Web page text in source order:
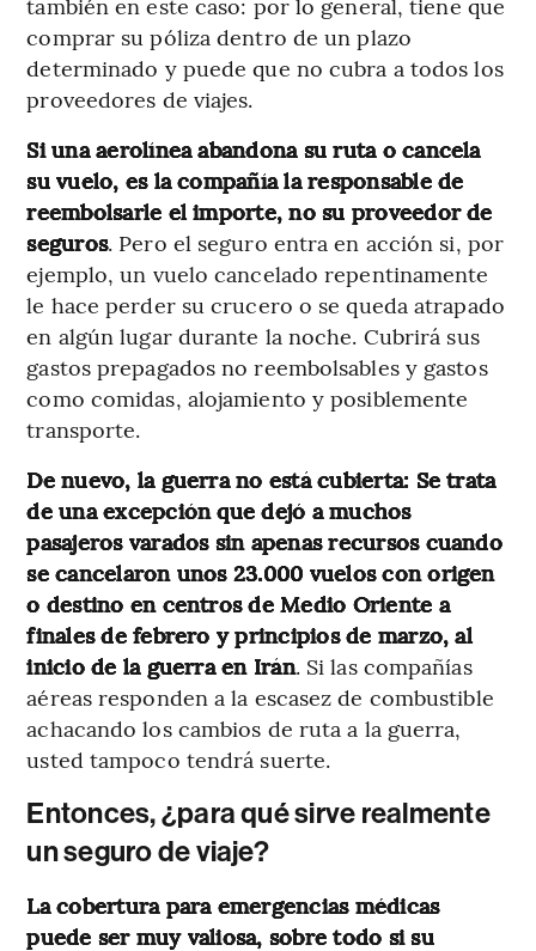
comprar su póliza dentro de un plazo
determinado y puede que no cubra a todos los
proveedores de viajes.
Si una aerolínea abandona su ruta o cancela
su vuelo, es la compañía la responsable de
reembolsarle el importe, no su proveedor de
seguros. Pero el seguro entra en acción si, por
ejemplo, un vuelo cancelado repentinamente
le hace perder su crucero o se queda atrapado
en algún lugar durante la noche. Cubrirá sus
gastos prepagados no reembolsables y gastos
como comidas, alojamiento y posiblemente
transporte.
De nuevo, la guerra no está cubierta: Se trata
de una excepción que dejó a muchos
pasajeros varados sin apenas recursos cuando
se cancelaron unos 23.000 vuelos con origen
o destino en centros de Medio Oriente a
finales de febrero y principios de marzo, al
inicio de la guerra en Irán. Si las compañías
aéreas responden a la escasez de combustible
achacando los cambios de ruta a la guerra,
usted tampoco tendrá suerte.
Entonces, ¿para qué sirve realmente
un seguro de viaje?
La cobertura para emergencias médicas
puede ser muy valiosa, sobre todo si su